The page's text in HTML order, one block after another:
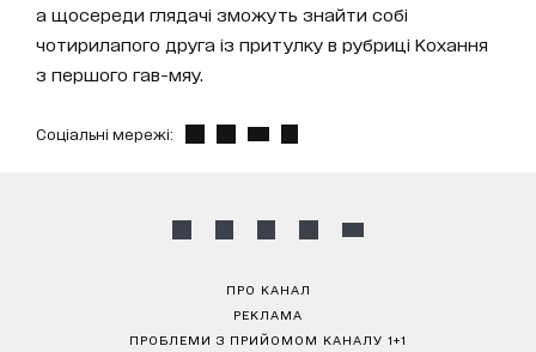
а щосереди глядачі зможуть знайти собі
чотирилапого друга із притулку в рубриці Кохання
з першого гав-мяу.
Соціальні мережі:
ПРО КАНАЛ
РЕКЛАМА
ПРОБЛЕМИ З ПРИЙОМОМ КАНАЛУ 1+1